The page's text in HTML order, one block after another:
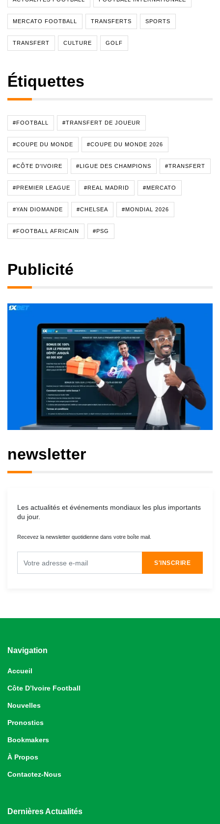
MERCATO FOOTBALL TRANSFERTS SPORTS
TRANSFERT CULTURE GOLF
Étiquettes
#FOOTBALL #TRANSFERT DE JOUEUR
#COUPE DU MONDE #COUPE DU MONDE 2026
#CÔTE D'IVOIRE #LIGUE DES CHAMPIONS #TRANSFERT
#PREMIER LEAGUE #REAL MADRID #MERCATO
#YAN DIOMANDE #CHELSEA #MONDIAL 2026
#FOOTBALL AFRICAIN #PSG
Publicité
newsletter
Les actualités et événements mondiaux les plus importants
du jour.
Recevez la newsletter quotidienne dans votre boîte mail.
S'INSCRIRE
Navigation
Accueil
Côte D’Ivoire Football
Nouvelles
Pronostics
Bookmakers
À Propos
Contactez-Nous
Dernières Actualités